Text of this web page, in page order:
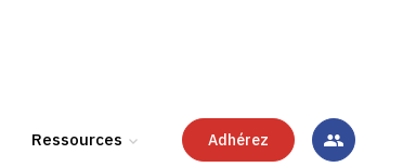
Ressources Adhérez